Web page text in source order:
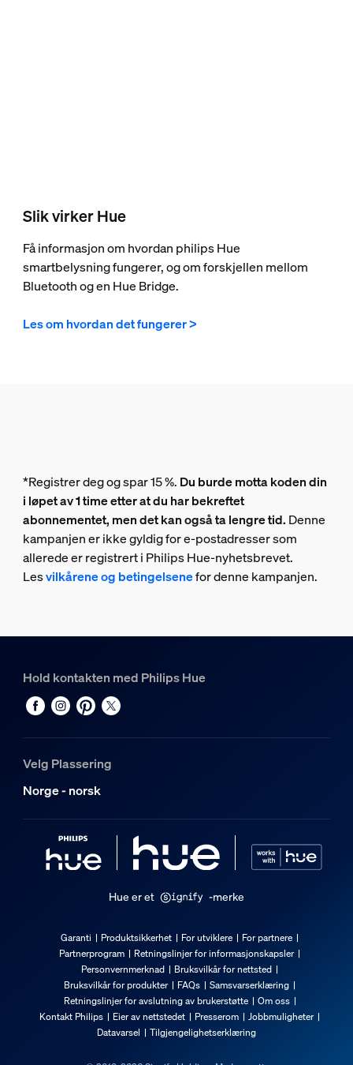
Slik virker Hue
Få informasjon om hvordan philips Hue
smartbelysning fungerer, og om forskjellen mellom
Bluetooth og en Hue Bridge.
Les om hvordan det fungerer >
*Registrer deg og spar 15 %. Du burde motta koden din
i løpet av 1 time etter at du har bekreftet
abonnementet, men det kan også ta lengre tid. Denne
kampanjen er ikke gyldig for e-postadresser som
allerede er registrert i Philips Hue-nyhetsbrevet.
Lesvilkårene og betingelsenefor denne kampanjen.
Hold kontakten med Philips Hue
Velg Plassering
Norge - norsk
Hue er et -merke
Garanti Produktsikkerhet For utviklere
For partnere
Partnerprogram
Retningslinjer for informasjonskapsler
Personvernmerknad
Bruksvilkår for nettsted
Bruksvilkår for produkter
FAQs
Samsvarserklæring
Retningslinjer for avslutning av brukerstøtte
Om oss
Kontakt Philips
Eier av nettstedet Presserom
Jobbmuligheter
Datavarsel
Tilgjengelighetserklæring